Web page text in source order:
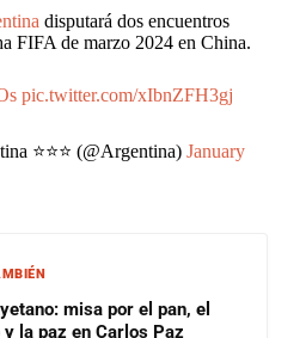
disputará dos encuentros
FIFA de marzo 2024 en China.
pic.twitter.com/xIbnZFH3gj
⭐⭐⭐ (@Argentina)January
misa por el pan, el
la paz en Carlos Paz